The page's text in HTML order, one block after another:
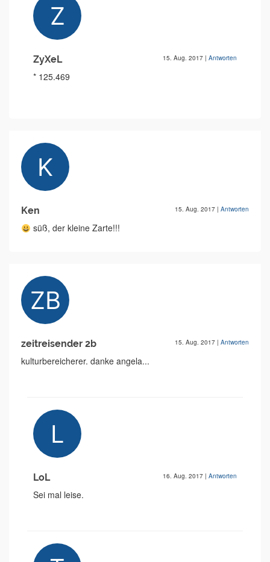
ZyXeL 15. Aug. 2017 | Antworten
* 125.469
Ken 15. Aug. 2017 | Antworten
süß, der kleine Zarte!!!
zeitreisender 2b 15. Aug. 2017 | Antworten
kulturbereicherer. danke angela...
LoL 16. Aug. 2017 | Antworten
Sei mal leise.